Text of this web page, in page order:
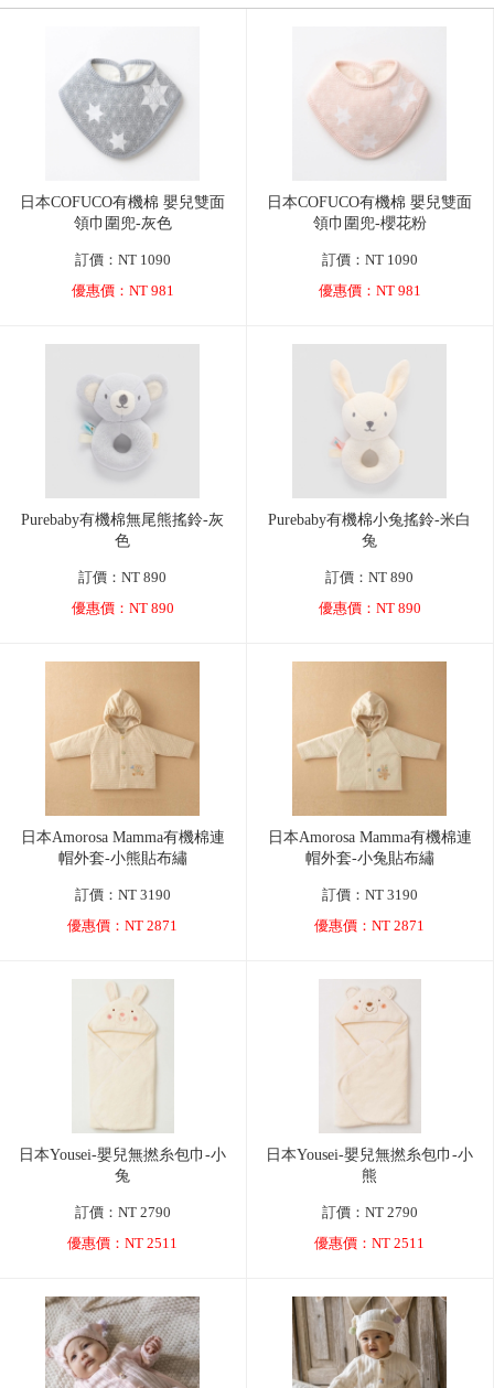
日本COFUCO有機棉 嬰兒雙面
領巾圍兜-灰色
訂價：NT 1090
優惠價：NT 981
日本COFUCO有機棉 嬰兒雙面
領巾圍兜-櫻花粉
訂價：NT 1090
優惠價：NT 981
Purebaby有機棉無尾熊搖鈴-灰
色
訂價：NT 890
優惠價：NT 890
Purebaby有機棉小兔搖鈴-米白
兔
訂價：NT 890
優惠價：NT 890
日本Amorosa Mamma有機棉連
帽外套-小熊貼布繡
訂價：NT 3190
優惠價：NT 2871
日本Amorosa Mamma有機棉連
帽外套-小兔貼布繡
訂價：NT 3190
優惠價：NT 2871
日本Yousei-嬰兒無撚糸包巾-小
兔
訂價：NT 2790
優惠價：NT 2511
日本Yousei-嬰兒無撚糸包巾-小
熊
訂價：NT 2790
優惠價：NT 2511